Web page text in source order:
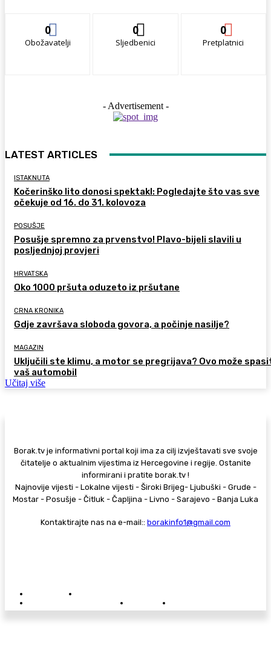
0
Obožavatelji
0
Sljedbenici
0
Pretplatnici
- Advertisement -
LATEST ARTICLES
ISTAKNUTA
Kočerinško lito donosi spektakl: Pogledajte što vas sve
očekuje od 16. do 31. kolovoza
POSUŠJE
Posušje spremno za prvenstvo! Plavo-bijeli slavili u
posljednjoj provjeri
HRVATSKA
Oko 1000 pršuta oduzeto iz pršutane
CRNA KRONIKA
Gdje završava sloboda govora, a počinje nasilje?
MAGAZIN
Uključili ste klimu, a motor se pregrijava? Ovo može
vaš automobil
Učitaj više
Borak.tv je informativni portal koji ima za cilj izvještavati sve svoje
čitatelje o aktualnim vijestima iz Hercegovine i regije. Ostanite
informirani i pratite borak.tv !
Najnovije vijesti - Lokalne vijesti - Široki Brijeg- Ljubuški - Grude -
Mostar - Posušje - Čitluk - Čapljina - Livno - Sarajevo - Banja Luka
Kontaktirajte nas na e-mail:: borakinfo1@gmail.com